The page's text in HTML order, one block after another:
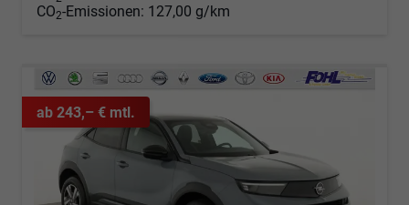
CO2-Emissionen: 127,00 g/km
ab 243,– € mtl.